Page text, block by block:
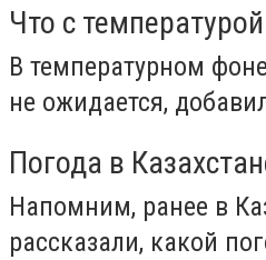
Что с температурой
В температурном
не ожидается,
Погода в
Напомним, ранее в
рассказали, какой